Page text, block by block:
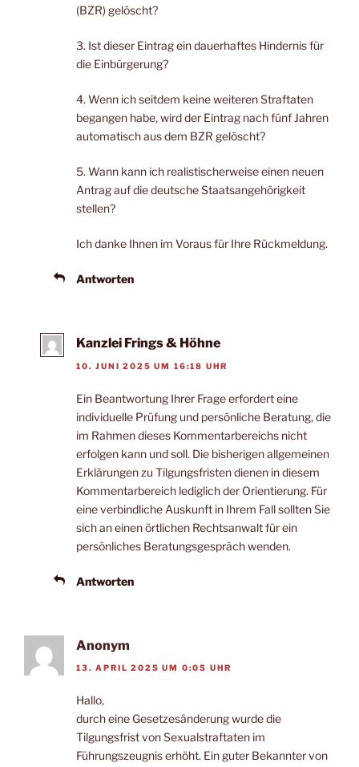
(BZR) gelöscht?
3. Ist dieser Eintrag ein dauerhaftes Hindernis für
die Einbürgerung?
4. Wenn ich seitdem keine weiteren Straftaten
begangen habe, wird der Eintrag nach fünf Jahren
automatisch aus dem BZR gelöscht?
5. Wann kann ich realistischerweise einen neuen
Antrag auf die deutsche Staatsangehörigkeit
stellen?
Ich danke Ihnen im Voraus für Ihre Rückmeldung.
Antworten
Kanzlei Frings & Höhne
10. JUNI 2025 UM 16:18 UHR
Ein Beantwortung Ihrer Frage erfordert eine
individuelle Prüfung und persönliche Beratung, die
im Rahmen dieses Kommentarbereichs nicht
erfolgen kann und soll. Die bisherigen allgemeinen
Erklärungen zu Tilgungsfristen dienen in diesem
Kommentarbereich lediglich der Orientierung. Für
eine verbindliche Auskunft in Ihrem Fall sollten Sie
sich an einen örtlichen Rechtsanwalt für ein
persönliches Beratungsgespräch wenden.
Antworten
Anonym
13. APRIL 2025 UM 0:05 UHR
Hallo,
durch eine Gesetzesänderung wurde die
Tilgungsfrist von Sexualstraftaten im
Führungszeugnis erhöht. Ein guter Bekannter von